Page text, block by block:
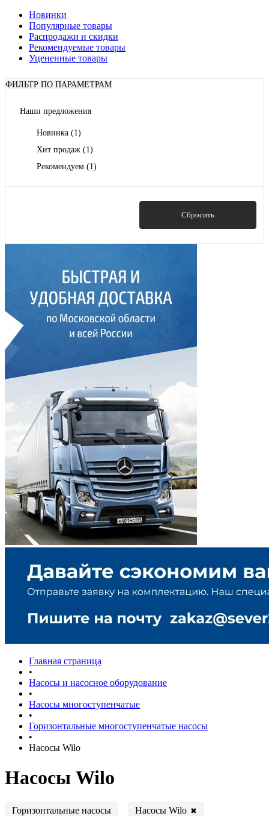
Новинки
Популярные товары
Распродажи и скидки
Рекомендуемые товары
Уцененные товары
ФИЛЬТР ПО ПАРАМЕТРАМ
Наши предложения
Новинка (1)
Хит продаж (1)
Рекомендуем (1)
Сбросить
Главная страница
•
Насосы и насосное оборудование
•
Насосы многоступенчатые
•
Горизонтальные многоступенчатые насосы
•
Насосы Wilo
Насосы Wilo
Горизонтальные насосы Насосы Wilo ✖